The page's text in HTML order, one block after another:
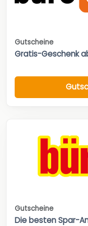
Gutscheine
Gratis-Geschenk
Gutscheine
Die besten Spar-